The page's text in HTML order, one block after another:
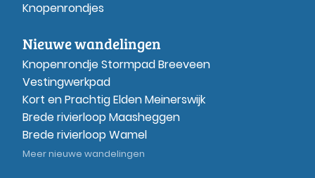
Knopenrondjes
Nieuwe wandelingen
Knopenrondje Stormpad Breeveen
Vestingwerkpad
Kort en Prachtig Elden Meinerswijk
Brede rivierloop Maasheggen
Brede rivierloop Wamel
Meer nieuwe wandelingen